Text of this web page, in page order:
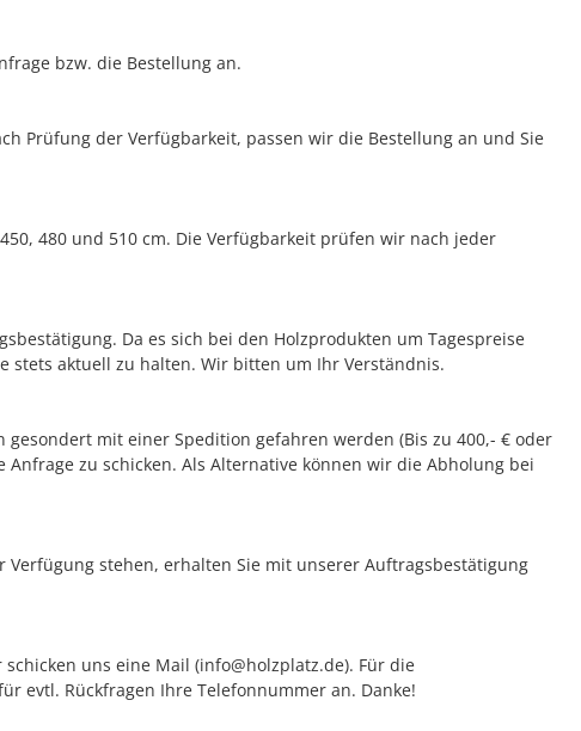
bzw. die Bestellung an.
Prüfung der Verfügbarkeit, passen wir die Bestellung an und Sie
480 und 510 cm. Die Verfügbarkeit prüfen wir nach jeder
Da es sich bei den Holzprodukten um Tagespreise
stets aktuell zu halten. Wir bitten um Ihr Verständnis.
mit einer Spedition gefahren werden (Bis zu 400,- € oder
zu schicken. Als Alternative können wir die Abholung bei
stehen, erhalten Sie mit unserer Auftragsbestätigung
uns eine Mail (info@holzplatz.de). Für die
evtl. Rückfragen Ihre Telefonnummer an. Danke!